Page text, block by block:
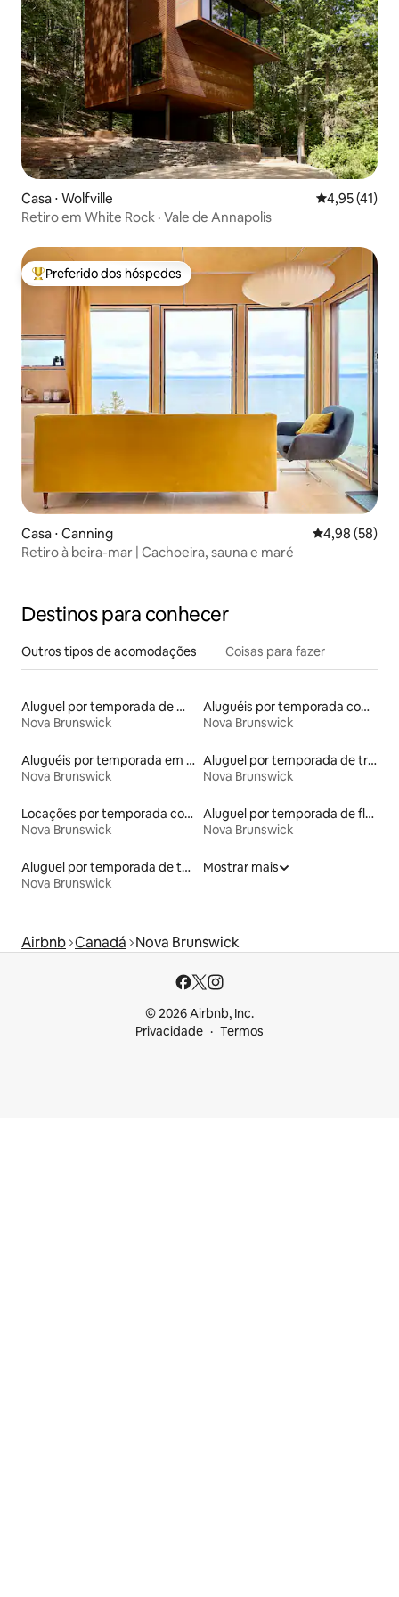
Casa ⋅ Wolfville 4,95 de uma
4,95 (41)
Retiro em White Rock · Vale de Annapolis
Entre os melhores preferidos dos hóspedes
Preferido dos hóspedes
Casa ⋅ Canning 4,98 de uma
4,98 (58)
Retiro à beira-mar | Cachoeira, sauna e maré
Destinos para conhecer
Outros tipos de acomodações Coisas para fazer
Aluguel por temporada de microcasas
Nova Brunswick
Aluguéis por temporada com café da manhã
Nova Brunswick
Aluguéis por temporada em acampamentos
Nova Brunswick
Aluguel por temporada de trailers
Nova Brunswick
Locações por temporada com piscina
Nova Brunswick
Aluguel por temporada de flats
Nova Brunswick
Aluguel por temporada de tendas
Nova Brunswick
Mostrar mais
Airbnb Canadá Nova Brunswick
© 2026 Airbnb, Inc.
Privacidade
Termos